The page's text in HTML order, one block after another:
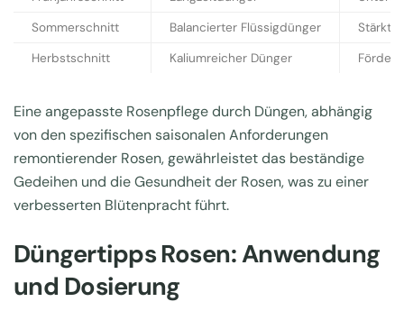
Sommerschnitt
Balancierter Flüssigdünger
Stärkt
Herbstschnitt
Kaliumreicher Dünger
Eine angepasste Rosenpflege durch Düngen, abhängig
von den spezifischen saisonalen Anforderungen
remontierender Rosen, gewährleistet das beständige
Gedeihen und die Gesundheit der Rosen, was zu einer
verbesserten Blütenpracht führt.
Düngertipps Rosen: Anwendung
und Dosierung